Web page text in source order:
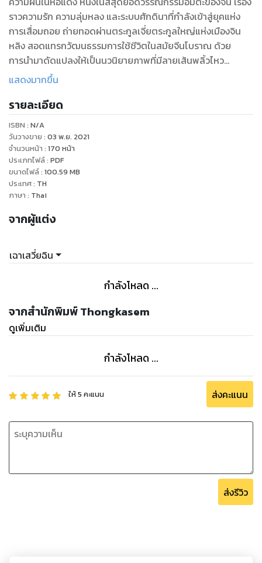
ราวความรัก ความลุ่มหลง และระบบศักดินาที่กำลังเข้าสู่ยุคแห่ง
การเสื่อมถอย ถ่ายทอดผ่านตระกูลเจี่ยตระกูลใหญ่แห่งเมืองจิน
หลิง สอดแทรกวัฒนธรรมการใช้ชีวิตในสมัยจีนโบราณ ด้วย
การนำมาดัดแปลงให้เป็นนวนิยายภาพที่มีลายเส้นพลิ้วไหว
สวยงาม ทั้งท่วงท่าและอารมณ์ล้วนดูสมจริง รวมถึงเนื้อหาก็คง
ความฝันในหอแดง หนึ่งชุดมี 20 เล่ม ในเล่มนี้คือตอน การตัดสิน
ใจเด็ดขาดสิงฮูหยินร้อนใจจนต้องปรึกษาลูกสะใภ้อย่างหวังซีเฟิ่ง
ด้วยเรื่องของเจี่ยเช่อที่ต้องการยวนยางสาวใช้ของประจำตัวของ
ท่านนายแม่มาเป็นอนุภรรยา ยวนยางเป็นตายอย่างไรก็ไม่ยอม
ท่านนายแม่ทราบเรื่องเข้าก็มีคำสั่งว่าไม่ว่าอย่างไรก็จะไม่ยกยวน
ยางให้เป็นอันขาด เจี่ยเช่อได้แต่นึกละอายใจไม่กล้าสู้หน้าท่านนาย
นางบอกเขาว่าปีหน้าหลินไต้อวี้จะกลับซูโจว ทำให้เจี่ยเป่าอวี้สติ
เมื่อเจี่ยเป่าอวี้รับรู้ว่าหลินไต้อวี้จะไม่ไปจากจวนตระกูลเจี่ย เขาก็
คลายความทุกข์ใจลงได้ในทันที
แสดงมากขึ้น
รายละเอียด
ISBN : N/A
วันวางขาย : 03 พ.ย. 2021
จำนวนหน้า : 170 หน้า
ประเภทไฟล์: PDF
ขนาดไฟล์: 100.59 MB
ประเทศ: TH
ภาษา : Thai
จากผู้แต่ง
เฉาเสวี่ยฉิน
กำลังโหลด ...
จากสำนักพิมพ์ Thongkasem
ดูเพิ่มเติม
กำลังโหลด ...
ให้5 คะแนน ส่งคะแนน
ส่งรีวิว